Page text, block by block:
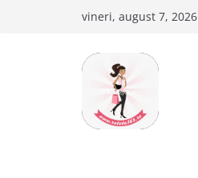
vineri, august 7, 2026